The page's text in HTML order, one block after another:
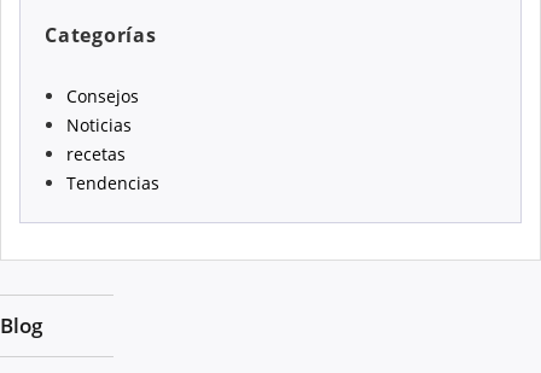
Categorías
Consejos
Noticias
recetas
Tendencias
Blog